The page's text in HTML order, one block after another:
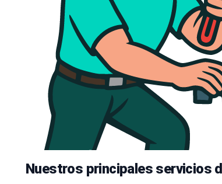
Nuestros principales servicios